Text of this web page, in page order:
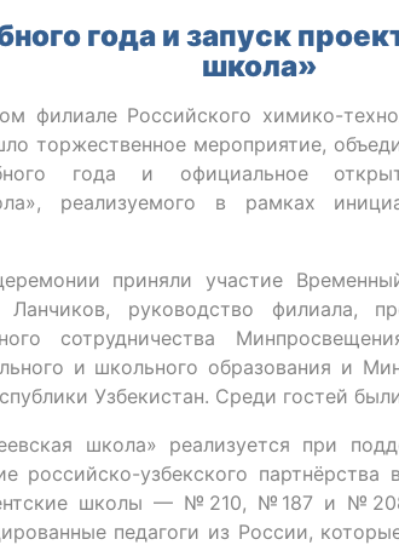
года и запуск
школа»
филиале Российского химико-
торжественное мероприятие,
года и официальное
реализуемого в рамках
приняли участие
руководство филиала,
сотрудничества
и школьного образования и
Узбекистан. Среди гостей
школа» реализуется при
российско-узбекского
школы — №210, №187 и
педагоги из России,